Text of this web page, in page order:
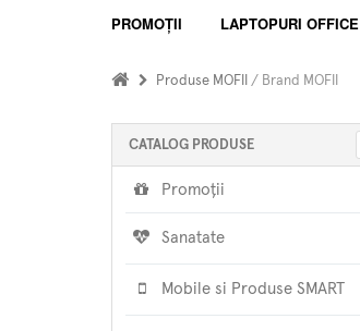
PROMOȚII LAPTOPURI OFFICE
Produse MOFII / Brand MOFII
CATALOG PRODUSE
Promoții
Sanatate
Mobile si Produse SMART